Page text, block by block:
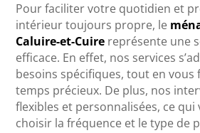
Pour faciliter votre quotidien et
intérieur toujours propre, le
Caluire-et-Cuire représente une
efficace. En effet, nos services
besoins spécifiques, tout en vous
temps précieux. De plus, nos
flexibles et personnalisées, ce
choisir la fréquence et le type de